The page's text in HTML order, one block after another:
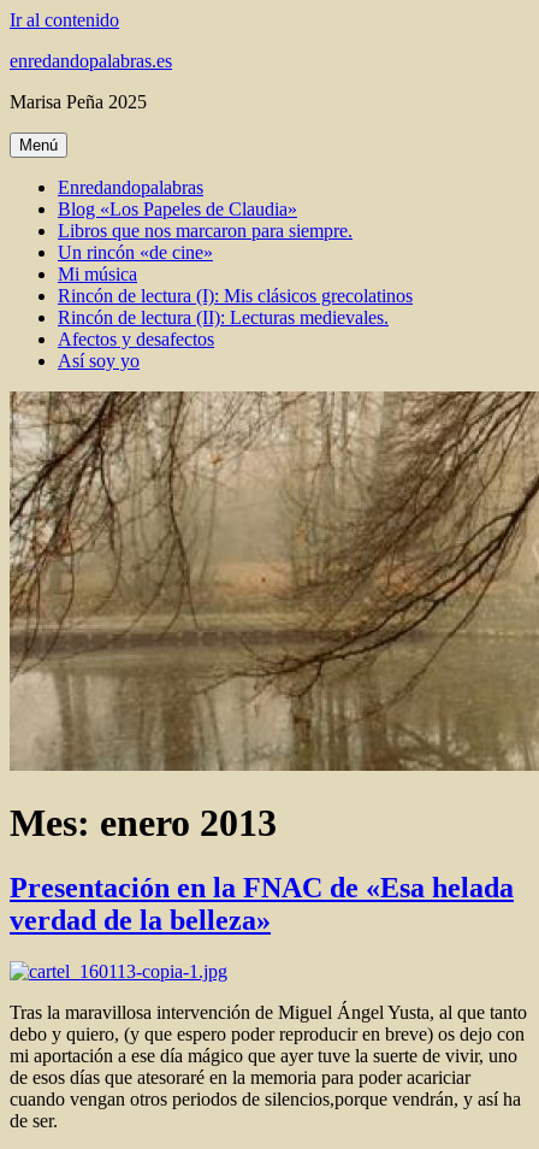
Ir al contenido
enredandopalabras.es
Marisa Peña 2025
Menú
Enredandopalabras
Blog «Los Papeles de Claudia»
Libros que nos marcaron para siempre.
Un rincón «de cine»
Mi música
Rincón de lectura (I): Mis clásicos grecolatinos
Rincón de lectura (II): Lecturas medievales.
Afectos y desafectos
Así soy yo
Mes: enero 2013
Presentación en la FNAC de «Esa helada
verdad de la belleza»
Tras la maravillosa intervención de Miguel Ángel Yusta, al que tanto
debo y quiero, (y que espero poder reproducir en breve) os dejo con
mi aportación a ese día mágico que ayer tuve la suerte de vivir, uno
de esos días que atesoraré en la memoria para poder acariciar
cuando vengan otros periodos de silencios,porque vendrán, y así ha
de ser.